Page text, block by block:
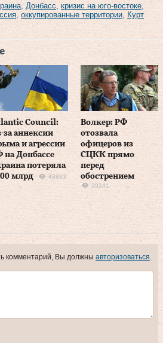
Донбасс кризис на юго-востоке
оккупированные территории
Курт
Council:
за аннексии
и агрессии
на Донбассе
потеряла
млрд
48883
Волкер: РФ
отозвала
офицеров из
СЦКК прямо
перед
обострением
29241
комментарий, Вы должны авторизоваться.